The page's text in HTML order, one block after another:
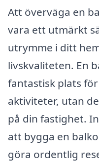
Att överväga en
vara ett utmärkt
utrymme i ditt
livskvaliteten. En
fantastisk plats
aktiviteter, utan
på din fastighet.
att bygga en
göra ordentlig